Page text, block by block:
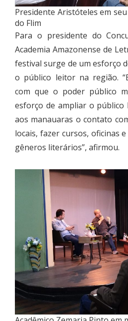
Presidente Aristóteles em
do Flim
Para o presidente do
Academia Amazonense de
festival surge de um esforço
o público leitor na região.
com que o poder público
esforço de ampliar o
aos manauaras o contato
locais, fazer cursos, oficinas
gêneros literários”, afirmou.